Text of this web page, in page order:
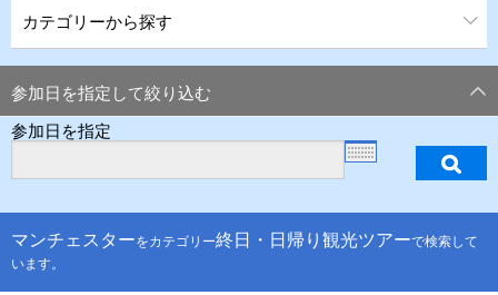
カテゴリーから探す
参加日を指定して絞り込む
参加日を指定
マンチェスターをカテゴリー終日・日帰り観光ツアーで検索して
います。